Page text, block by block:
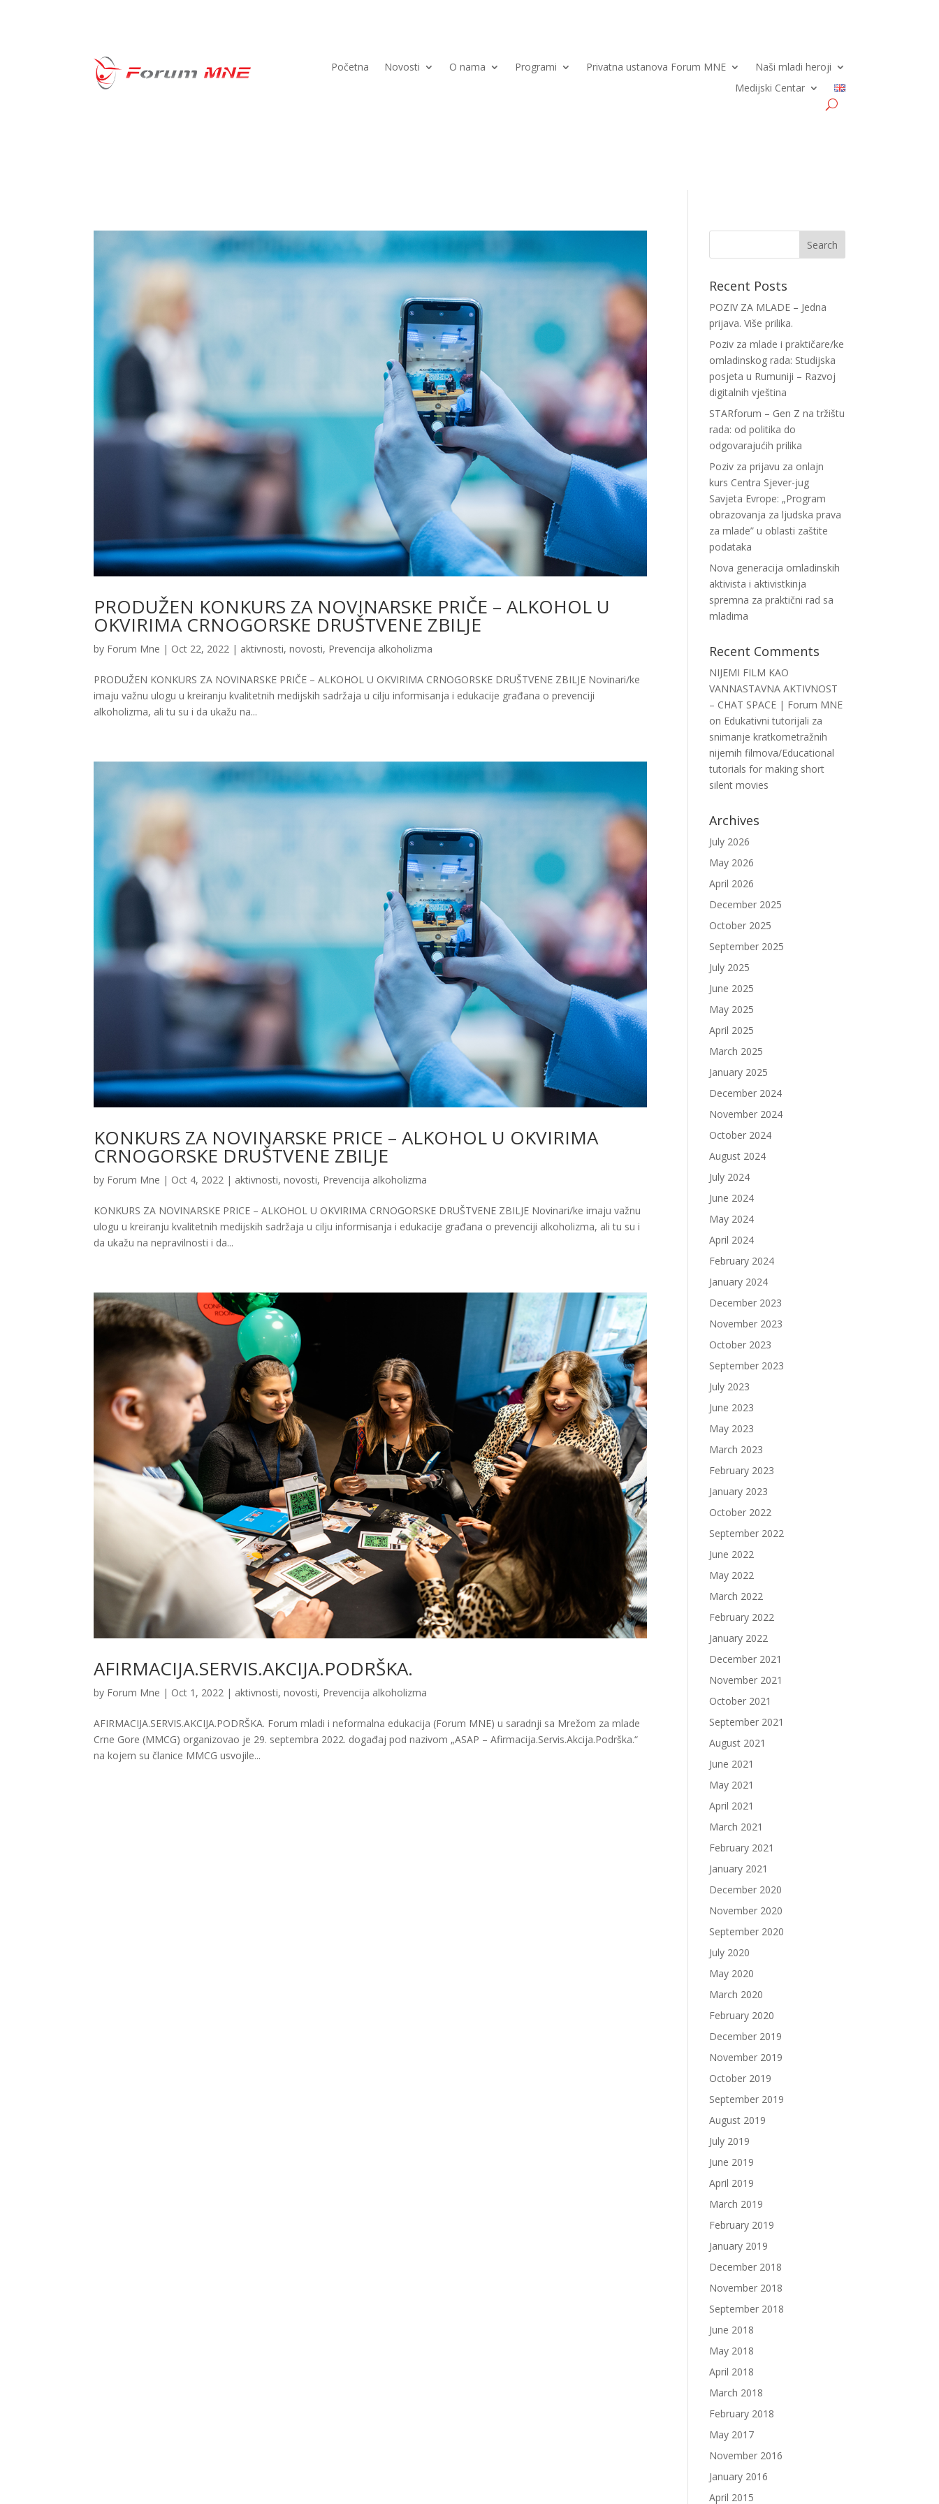
Početna Novosti O nama Programi Privatna ustanova Forum MNE
Naši mladi heroji
Medijski Centar
PRODUŽEN KONKURS ZA NOVINARSKE PRIČE – ALKOHOL U
OKVIRIMA CRNOGORSKE DRUŠTVENE ZBILJE
by Forum Mne | Oct 22, 2022 | aktivnosti,novosti, Prevencija alkoholizma
PRODUŽEN KONKURS ZA NOVINARSKE PRIČE – ALKOHOL U OKVIRIMA CRNOGORSKE DRUŠTVENE ZBILJE Novinari/ke
imaju važnu ulogu u kreiranju kvalitetnih medijskih sadržaja u cilju informisanja i edukacije građana o prevenciji
alkoholizma, ali tu su i da ukažu na...
KONKURS ZA NOVINARSKE PRICE – ALKOHOL U OKVIRIMA
CRNOGORSKE DRUŠTVENE ZBILJE
by Forum Mne | Oct 4, 2022 | aktivnosti,novosti, Prevencija alkoholizma
KONKURS ZA NOVINARSKE PRICE – ALKOHOL U OKVIRIMA CRNOGORSKE DRUŠTVENE ZBILJE Novinari/ke imaju važnu
ulogu u kreiranju kvalitetnih medijskih sadržaja u cilju informisanja i edukacije građana o prevenciji alkoholizma, ali tu su i
da ukažu na nepravilnosti i da...
AFIRMACIJA.SERVIS.AKCIJA.PODRŠKA.
by Forum Mne | Oct 1, 2022 | aktivnosti,novosti, Prevencija alkoholizma
AFIRMACIJA.SERVIS.AKCIJA.PODRŠKA. Forum mladi i neformalna edukacija (Forum MNE) u saradnji sa Mrežom za mlade
Crne Gore (MMCG) organizovao je 29. septembra 2022. događaj pod nazivom „ASAP – Afirmacija.Servis.Akcija.Podrška.“
na kojem su članice MMCG usvojile...
Recent Posts
POZIV ZA MLADE – Jedna
prijava. Više prilika.
Poziv za mlade i praktičare/ke
omladinskog rada: Studijska
posjeta u Rumuniji – Razvoj
digitalnih vještina
STARforum – Gen Z na tržištu
rada: od politika do
odgovarajućih prilika
Poziv za prijavu za onlajn
kurs Centra Sjever-jug
Savjeta Evrope: „Program
obrazovanja za ljudska prava
za mlade” u oblasti zaštite
podataka
Nova generacija omladinskih
aktivista i aktivistkinja
spremna za praktični rad sa
mladima
Recent Comments
NIJEMI FILM KAO
VANNASTAVNA AKTIVNOST
– CHAT SPACE | Forum MNE
on Edukativni tutorijali za
snimanje kratkometražnih
nijemih filmova/Educational
tutorials for making short
silent movies
Archives
July 2026
May 2026
April 2026
December 2025
October 2025
September 2025
July 2025
June 2025
May 2025
April 2025
March 2025
January 2025
December 2024
November 2024
October 2024
August 2024
July 2024
June 2024
May 2024
April 2024
February 2024
January 2024
December 2023
November 2023
October 2023
September 2023
July 2023
June 2023
May 2023
March 2023
February 2023
January 2023
October 2022
September 2022
June 2022
May 2022
March 2022
February 2022
January 2022
December 2021
November 2021
October 2021
September 2021
August 2021
June 2021
May 2021
April 2021
March 2021
February 2021
January 2021
December 2020
November 2020
September 2020
July 2020
May 2020
March 2020
February 2020
December 2019
November 2019
October 2019
September 2019
August 2019
July 2019
June 2019
April 2019
March 2019
February 2019
January 2019
December 2018
November 2018
September 2018
June 2018
May 2018
April 2018
March 2018
February 2018
May 2017
November 2016
January 2016
April 2015